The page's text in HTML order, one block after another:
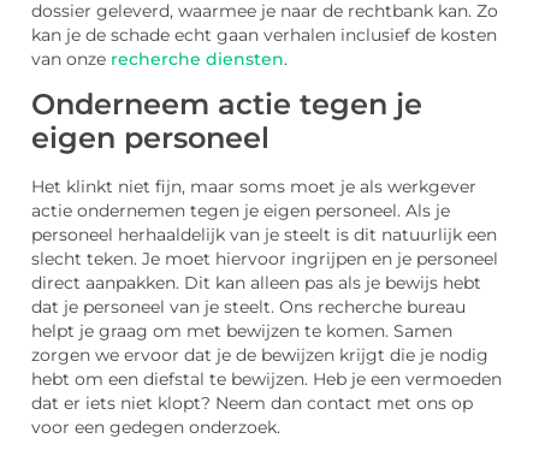
dossier geleverd, waarmee je naar de rechtbank kan. Zo
kan je de schade echt gaan verhalen inclusief de kosten
van onze recherche diensten.
Onderneem actie tegen je
eigen personeel
Het klinkt niet fijn, maar soms moet je als werkgever
actie ondernemen tegen je eigen personeel. Als je
personeel herhaaldelijk van je steelt is dit natuurlijk een
slecht teken. Je moet hiervoor ingrijpen en je personeel
direct aanpakken. Dit kan alleen pas als je bewijs hebt
dat je personeel van je steelt. Ons recherche bureau
helpt je graag om met bewijzen te komen. Samen
zorgen we ervoor dat je de bewijzen krijgt die je nodig
hebt om een diefstal te bewijzen. Heb je een vermoeden
dat er iets niet klopt? Neem dan contact met ons op
voor een gedegen onderzoek.